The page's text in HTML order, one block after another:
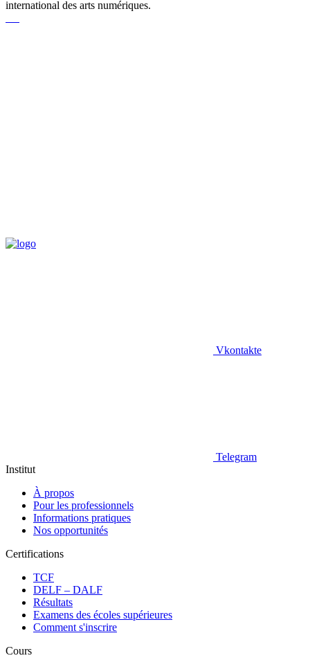
international des arts numériques.
Vkontakte
Telegram
Institut
À propos
Pour les professionnels
Informations pratiques
Nos opportunités
Certifications
TCF
DELF – DALF
Résultats
Examens des écoles supérieures
Comment s'inscrire
Cours